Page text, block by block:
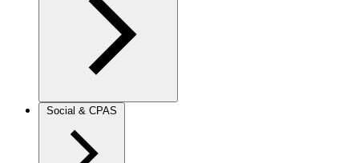
Social & CPAS